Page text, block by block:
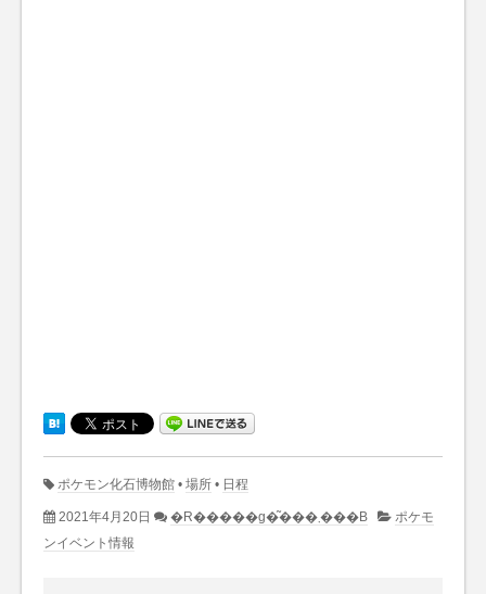
ポケモン化石博物館 • 場所 • 日程
2021年4月20日 �R�����g�͂���܂���B
ポケモ
ンイベント情報